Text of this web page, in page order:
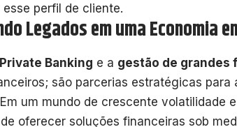
perfil de cliente.
Legados em uma Economia
Private Banking e a gestão de grandes
são parcerias estratégicas para
um mundo de crescente volatilidade e
oferecer soluções financeiras sob